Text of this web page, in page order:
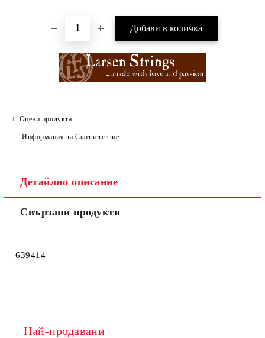
Оцени продукта
Информация за Съответствие
Детайлно описание
Свързани продукти
639414
Най-продавани